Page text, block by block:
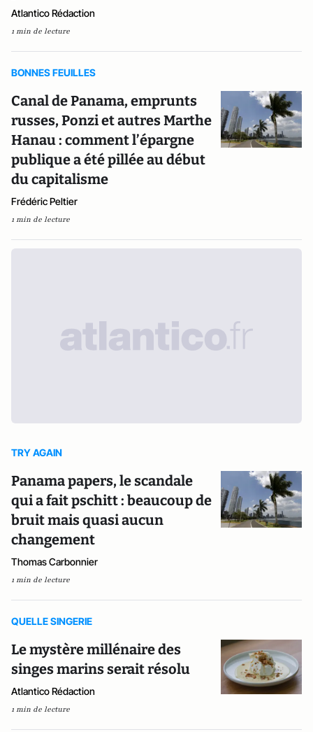
Atlantico Rédaction
1 min de lecture
BONNES FEUILLES
Canal de Panama, emprunts
russes, Ponzi et autres Marthe
Hanau : comment l’épargne
publique a été pillée au début
du capitalisme
Frédéric Peltier
1 min de lecture
TRY AGAIN
Panama papers, le scandale
qui a fait pschitt : beaucoup de
bruit mais quasi aucun
changement
Thomas Carbonnier
1 min de lecture
QUELLE SINGERIE
Le mystère millénaire des
singes marins serait résolu
Atlantico Rédaction
1 min de lecture